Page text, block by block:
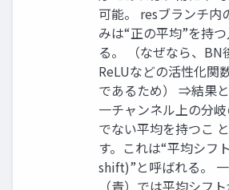
可能。 resブランチ内
みは“正の平均”を持
る。 （なぜなら、BN
ReLUなどの活性化関
であるため） ⇒結果
一チャンネル上の分
でない平均を持つこ
す。これは“平均シフ
shift)”と呼ばれる。
（青）では平均シフ